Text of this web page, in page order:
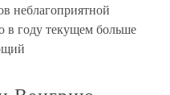
неблагоприятной
в году текущем больше